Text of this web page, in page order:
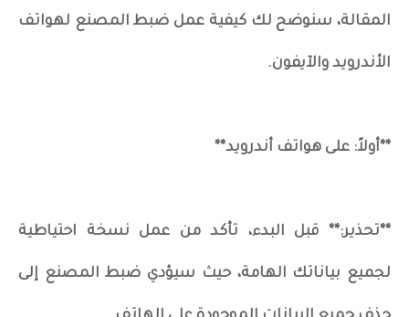
المقالة، سنوضح لك كيفية عمل ضبط المصنع لهواتف
الأندرويد والآيفون.
**أولاً: على هواتف أندرويد**
**تحذير:** قبل البدء، تأكد من عمل نسخة احتياطية
لجميع بياناتك الهامة، حيث سيؤدي ضبط المصنع إلى